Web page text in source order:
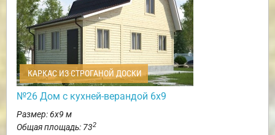
КАРКАС ИЗ СТРОГАНОЙ ДОСКИ
№26 Дом с кухней-верандой 6х9
Размер: 6х9 м
Общая площадь: 732